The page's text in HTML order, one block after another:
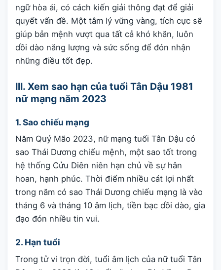
ngữ hòa ái, có cách kiến giải thông đạt để giải
quyết vấn đề. Một tâm lý vững vàng, tích cực sẽ
giúp bản mệnh vượt qua tất cả khó khăn, luôn
dồi dào năng lượng và sức sống để đón nhận
những điều tốt đẹp.
III. Xem sao hạn của tuổi Tân Dậu 1981
nữ mạng năm 2023
1. Sao chiếu mạng
Năm Quý Mão 2023, nữ mạng tuổi Tân Dậu có
sao Thái Dương chiếu mệnh, một sao tốt trong
hệ thống Cửu Diên niên hạn chủ về sự hân
hoan, hạnh phúc. Thời điểm nhiều cát lợi nhất
trong năm có sao Thái Dương chiếu mạng là vào
tháng 6 và tháng 10 âm lịch, tiền bạc dồi dào, gia
đạo đón nhiều tin vui.
2. Hạn tuổi
Trong tử vi trọn đời, tuổi âm lịch của nữ tuổi Tân